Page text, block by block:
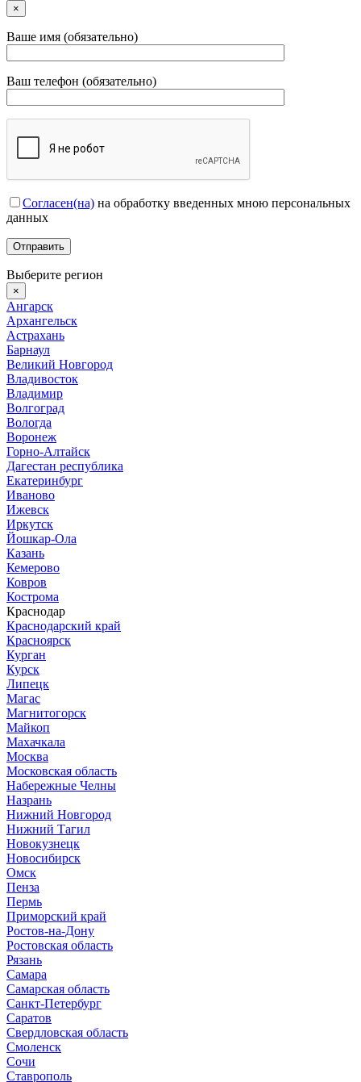
×
Ваше имя (обязательно)
Ваш телефон (обязательно)
Согласен(на) на обработку введенных мною персональных
данных
Выберите регион
×
Ангарск
Архангельск
Астрахань
Барнаул
Великий Новгород
Владивосток
Владимир
Волгоград
Вологда
Воронеж
Горно-Алтайск
Дагестан республика
Екатеринбург
Иваново
Ижевск
Иркутск
Йошкар-Ола
Казань
Кемерово
Ковров
Кострома
Краснодар
Краснодарский край
Красноярск
Курган
Курск
Липецк
Магас
Магнитогорск
Майкоп
Махачкала
Москва
Московская область
Набережные Челны
Назрань
Нижний Новгород
Нижний Тагил
Новокузнецк
Новосибирск
Омск
Пенза
Пермь
Приморский край
Ростов-на-Дону
Ростовская область
Рязань
Самара
Самарская область
Санкт-Петербург
Саратов
Свердловская область
Смоленск
Сочи
Ставрополь